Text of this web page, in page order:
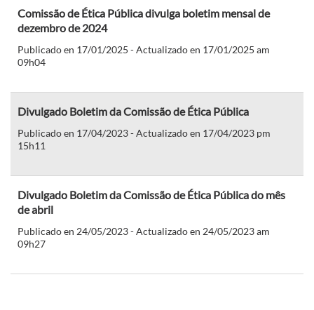
Comissão de Ética Pública divulga boletim mensal de
dezembro de 2024
Publicado en 17/01/2025 - Actualizado en 17/01/2025 am
09h04
Divulgado Boletim da Comissão de Ética Pública
Publicado en 17/04/2023 - Actualizado en 17/04/2023 pm
15h11
Divulgado Boletim da Comissão de Ética Pública do mês
de abril
Publicado en 24/05/2023 - Actualizado en 24/05/2023 am
09h27